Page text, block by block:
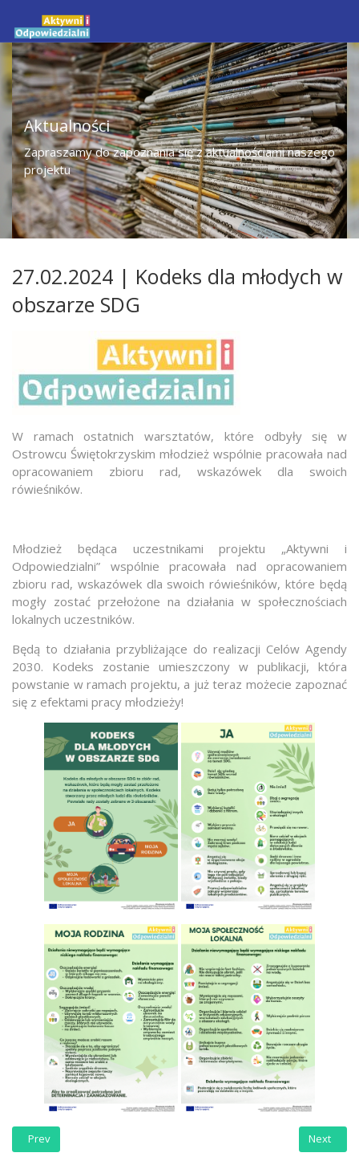
Aktualności
Zapraszamy do zapoznania się z aktualnościami naszego
projektu
27.02.2024 | Kodeks dla młodych w
obszarze SDG
W ramach ostatnich warsztatów, które odbyły się w
Ostrowcu Świętokrzyskim młodzież wspólnie pracowała nad
opracowaniem zbioru rad, wskazówek dla swoich
rówieśników.
Młodzież będąca uczestnikami projektu „Aktywni i
Odpowiedzialni” wspólnie pracowała nad opracowaniem
zbioru rad, wskazówek dla swoich rówieśników, które będą
mogły zostać przełożone na działania w społecznościach
lokalnych uczestników.
Będą to działania przybliżające do realizacji Celów Agendy
2030. Kodeks zostanie umieszczony w publikacji, która
powstanie w ramach projektu, a już teraz możecie zapoznać
się z efektami pracy młodzieży!
Previous article: 13.03.2024 | Warsztaty - Proces modelu EKO w
Prev Next
Next